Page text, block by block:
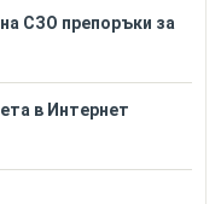
СЗО препоръки за
в Интернет